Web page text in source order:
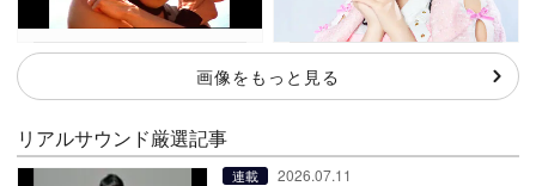
画像をもっと見る
リアルサウンド厳選記事
連載 2026.07.11